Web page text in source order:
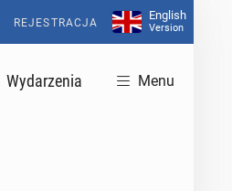
REJESTRACJA
English
Version
Wydarzenia Menu